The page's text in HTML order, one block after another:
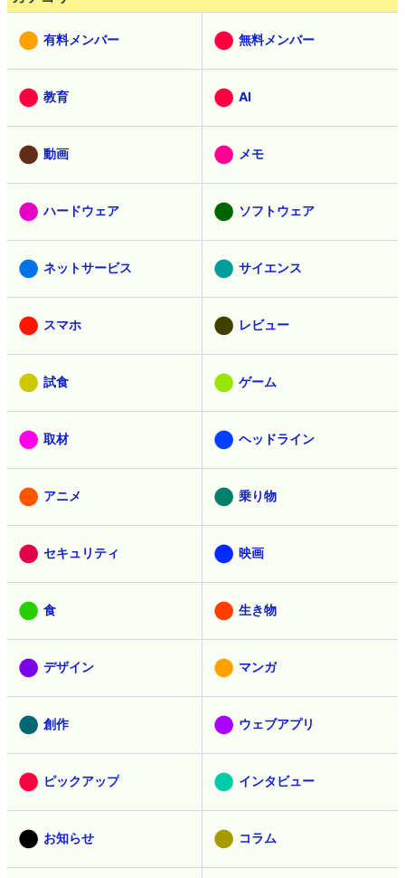
有料メンバー 無料メンバー
教育 AI
動画 メモ
ハードウェア ソフトウェア
ネットサービス サイエンス
スマホ レビュー
試食 ゲーム
取材 ヘッドライン
アニメ 乗り物
セキュリティ 映画
食 生き物
デザイン マンガ
創作 ウェブアプリ
ピックアップ インタビュー
お知らせ コラム